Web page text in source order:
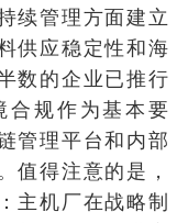
续管理方面建立
供应稳定性和海
数的企业已推行
合规作为基本要
管理平台和内部
值得注意的是，
主机厂在战略制